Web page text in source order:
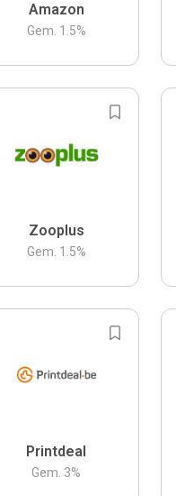
Amazon
Gem. 1.5%
Zooplus
Gem. 1.5%
Printdeal
Gem. 3%